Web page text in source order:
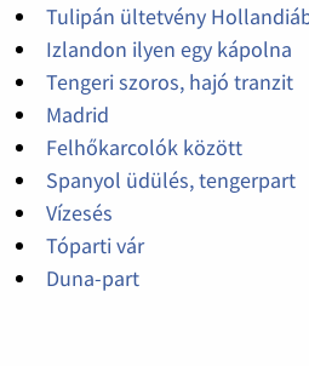
Tulipán ültetvény
Izlandon ilyen egy kápolna
Tengeri szoros, hajó tranzit
Madrid
Felhőkarcolók között
Spanyol üdülés, tengerpart
Vízesés
Tóparti vár
Duna-part